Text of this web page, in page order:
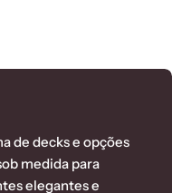
de decks e opções
medida para
elegantes e